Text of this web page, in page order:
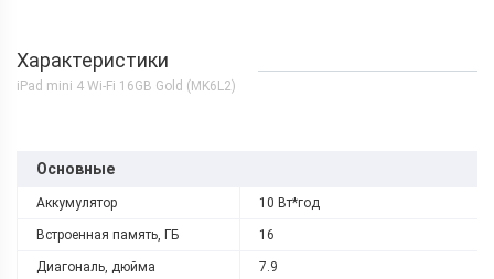
Характеристики
iPad mini 4 Wi-Fi 16GB Gold (MK6L2)
Основные
Аккумулятор 10 Вт*год
Встроенная память, ГБ 16
Диагональ, дюйма 7.9